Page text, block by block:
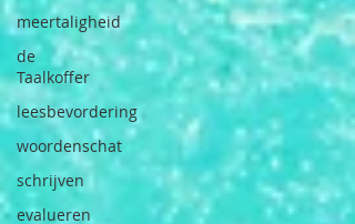
meertaligheid
de
Taalkoffer
leesbevordering
woordenschat
schrijven
evalueren